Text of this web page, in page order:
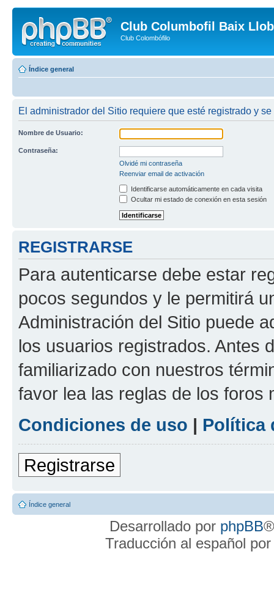
Club Columbofil Baix
Club Colombófilo
Índice general
El administrador del Sitio requiere que esté registrado y
Nombre de Usuario:
Contraseña:
Olvidé mi contraseña
Reenviar email de activación
Identificarse automáticamente en cada visita
Ocultar mi estado de conexión en esta sesión
REGISTRARSE
Para autenticarse debe estar
pocos segundos y le permitirá
Administración del Sitio puede
los usuarios registrados. Antes
familiarizado con nuestros
favor lea las reglas de los foros
Condiciones de uso | Política
Registrarse
Índice general
Desarrollado por phpBB
Traducción al español